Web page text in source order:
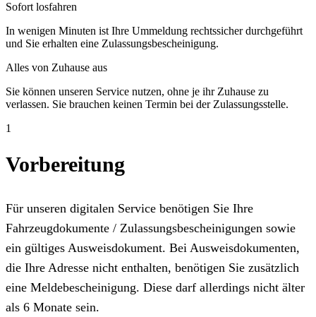
Sofort losfahren
In wenigen Minuten ist Ihre Ummeldung rechtssicher durchgeführt
und Sie erhalten eine Zulassungsbescheinigung.
Alles von Zuhause aus
Sie können unseren Service nutzen, ohne je ihr Zuhause zu
verlassen. Sie brauchen keinen Termin bei der Zulassungsstelle.
1
Vorbereitung
Für unseren digitalen Service benötigen Sie Ihre
Fahrzeugdokumente / Zulassungsbescheinigungen sowie
ein gültiges Ausweisdokument. Bei Ausweisdokumenten,
die Ihre Adresse nicht enthalten, benötigen Sie zusätzlich
eine Meldebescheinigung. Diese darf allerdings nicht älter
als 6 Monate sein.